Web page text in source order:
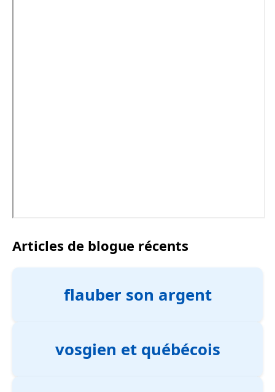
Articles de blogue récents
flauber son argent
vosgien et québécois